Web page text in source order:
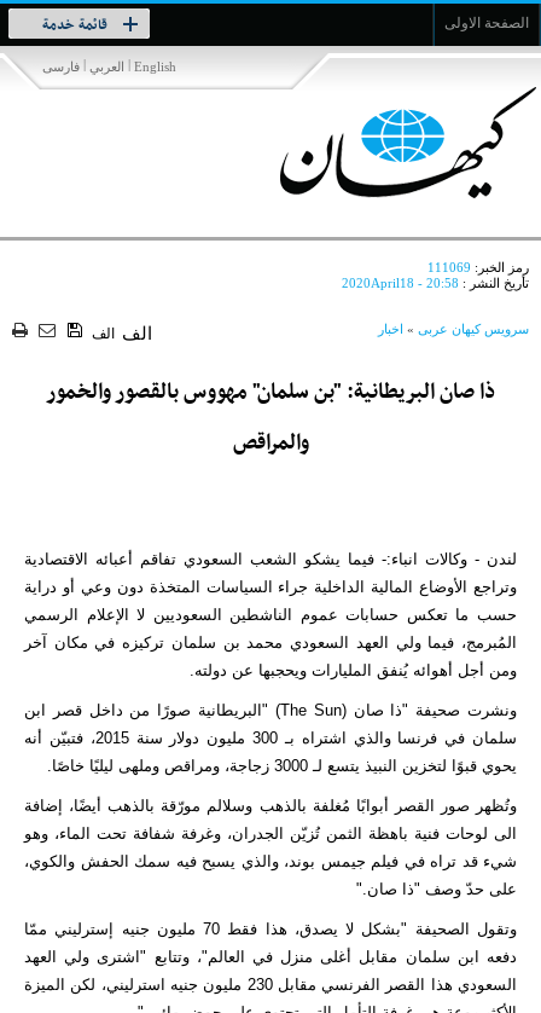
الصفحة الاولى قائمة خدمة
Toggle
navigation
فارسی | العربي | English
رمز الخبر: 111069
تأريخ النشر : 2020April18 - 20:58
سرویس کیهان عربی » اخبار الف الف
ذا صان البريطانية: "بن سلمان" مهووس بالقصور والخمور
والمراقص
لندن - وكالات انباء:- فيما يشكو الشعب السعودي تفاقم أعبائه الاقتصادية
وتراجع الأوضاع المالية الداخلية جراء السياسات المتخذة دون وعي أو دراية
حسب ما تعكس حسابات عموم الناشطين السعوديين لا الإعلام الرسمي
المُبرمج، فيما ولي العهد السعودي محمد بن سلمان تركيزه في مكان آخر
ومن أجل أهوائه يُنفق المليارات ويحجبها عن دولته.
ونشرت صحيفة "ذا صان " (The Sun)البريطانية صورًا من داخل قصر ابن
سلمان في فرنسا والذي اشتراه بـ 300 مليون دولار سنة 2015، فتبيّن أنه
يحوي قبوًا لتخزين النبيذ يتسع لـ 3000 زجاجة، ومراقص وملهى ليليًا خاصًا
.
وتُظهر صور القصر أبوابًا مُغلفة بالذهب وسلالم مورّقة بالذهب أيضًا، إضافة
الى لوحات فنية باهظة الثمن تُزيّن الجدران، وغرفة شفافة تحت الماء، وهو
شيء قد تراه في فيلم جيمس بوند، والذي يسبح فيه سمك الحفش والكوي،
على حدّ وصف "ذا صان".
وتقول الصحيفة "بشكل لا يصدق، هذا فقط 70 مليون جنيه إسترليني ممّا
دفعه ابن سلمان مقابل أغلى منزل في العالم"، وتتابع "اشترى ولي العهد
السعودي هذا القصر الفرنسي مقابل 230 مليون جنيه استرليني، لكن الميزة